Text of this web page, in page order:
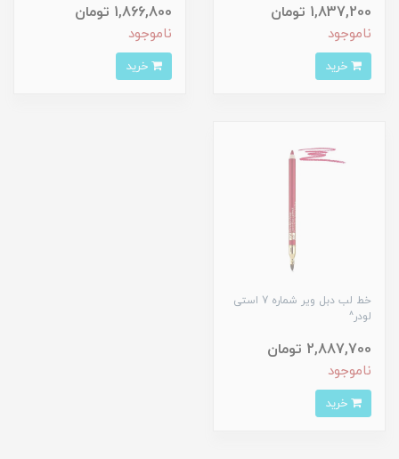
1,837,200 تومان
ناموجود
1,866,800 تومان
ناموجود
خط لب دبل ویر شماره 7 استی
لودر^
2,887,700 تومان
ناموجود